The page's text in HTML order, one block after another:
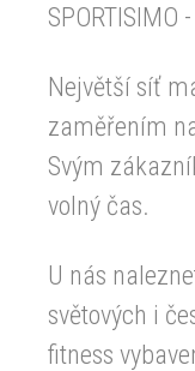
SPORTISIMO
Největší síť
zaměřením
Svým
volný čas.
U nás
světových i
fitness